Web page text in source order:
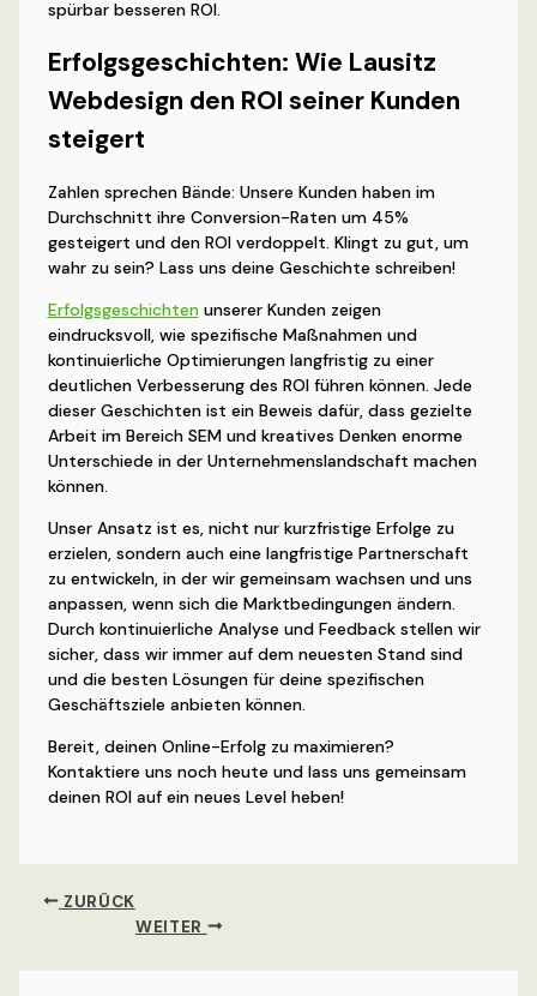
spürbar besseren ROI.
Erfolgsgeschichten: Wie Lausitz
Webdesign den ROI seiner Kunden
steigert
Zahlen sprechen Bände: Unsere Kunden haben im
Durchschnitt ihre Conversion-Raten um 45%
gesteigert und den ROI verdoppelt. Klingt zu gut, um
wahr zu sein? Lass uns deine Geschichte schreiben!
Erfolgsgeschichtenunserer Kunden zeigen
eindrucksvoll, wie spezifische Maßnahmen und
kontinuierliche Optimierungen langfristig zu einer
deutlichen Verbesserung des ROI führen können. Jede
dieser Geschichten ist ein Beweis dafür, dass gezielte
Arbeit im Bereich SEM und kreatives Denken enorme
Unterschiede in der Unternehmenslandschaft machen
können.
Unser Ansatz ist es, nicht nur kurzfristige Erfolge zu
erzielen, sondern auch eine langfristige Partnerschaft
zu entwickeln, in der wir gemeinsam wachsen und uns
anpassen, wenn sich die Marktbedingungen ändern.
Durch kontinuierliche Analyse und Feedback stellen wir
sicher, dass wir immer auf dem neuesten Stand sind
und die besten Lösungen für deine spezifischen
Geschäftsziele anbieten können.
Bereit, deinen Online-Erfolg zu maximieren?
Kontaktiere uns noch heute und lass uns gemeinsam
deinen ROI auf ein neues Level heben!
ZURÜCK
WEITER